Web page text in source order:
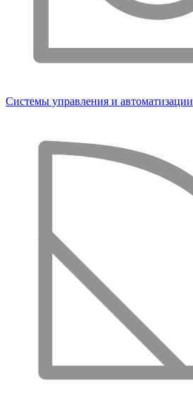
Системы управления и автоматизации